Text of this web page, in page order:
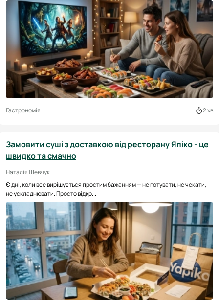
Гастрономія 2 хв
Замовити суші з доставкою від ресторану Япіко - це
швидко та смачно
Наталія Шевчук
Є дні, коли все вирішується простим бажанням — не готувати, не чекати,
не ускладнювати. Просто відкр...